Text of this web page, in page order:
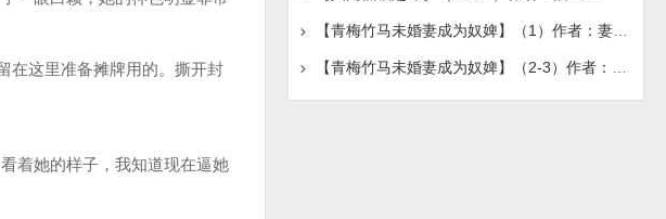
在这里准备摊牌用的。撕开封
着她的样子，我知道现在逼她
【青梅竹马未婚妻成为奴婢】（1）作者：妻属他人